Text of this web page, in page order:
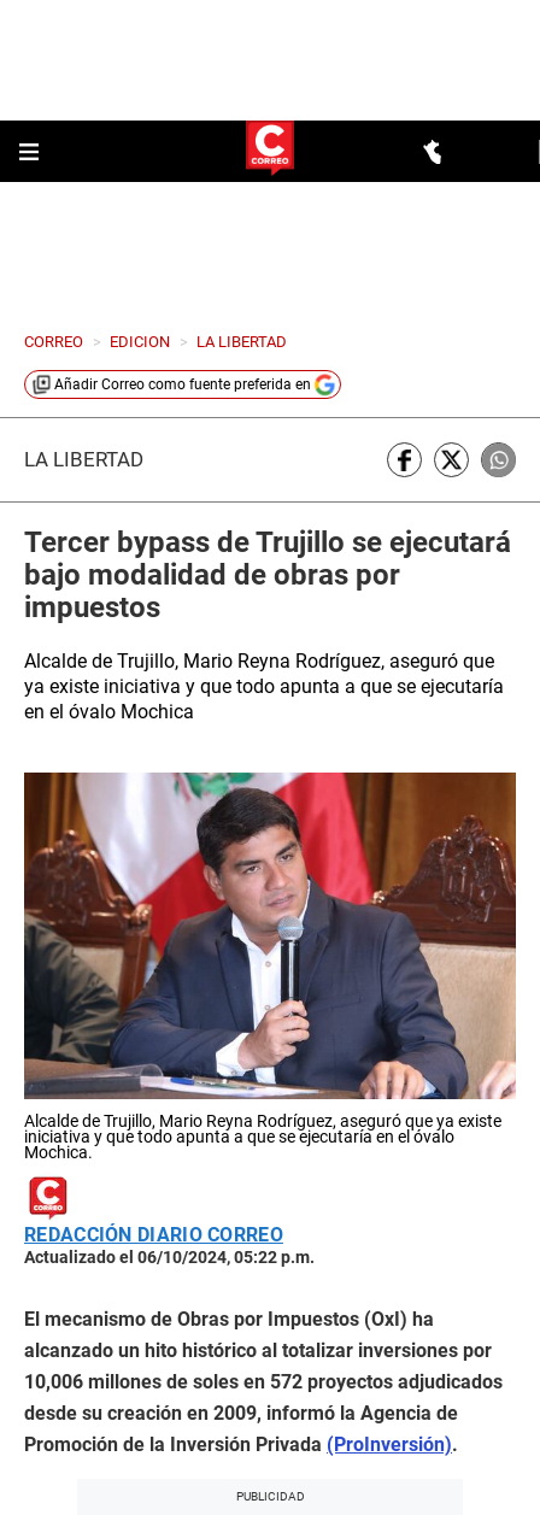
CORREO > EDICION > LA LIBERTAD
Añadir Correo como fuente preferida en
LA LIBERTAD
Tercer bypass de Trujillo se ejecutará
bajo modalidad de obras por
impuestos
Alcalde de Trujillo, Mario Reyna Rodríguez, aseguró que
ya existe iniciativa y que todo apunta a que se ejecutaría
en el óvalo Mochica
Alcalde de Trujillo, Mario Reyna Rodríguez, aseguró que ya existe
iniciativa y que todo apunta a que se ejecutaría en el óvalo
Mochica.
REDACCIÓN DIARIO CORREO
Actualizado el 06/10/2024, 05:22 p.m.
El mecanismo de Obras por Impuestos (OxI) ha
alcanzado un hito histórico al totalizar inversiones por
10,006 millones de soles en 572 proyectos adjudicados
desde su creación en 2009, informó la Agencia de
Promoción de la Inversión Privada (ProInversión).